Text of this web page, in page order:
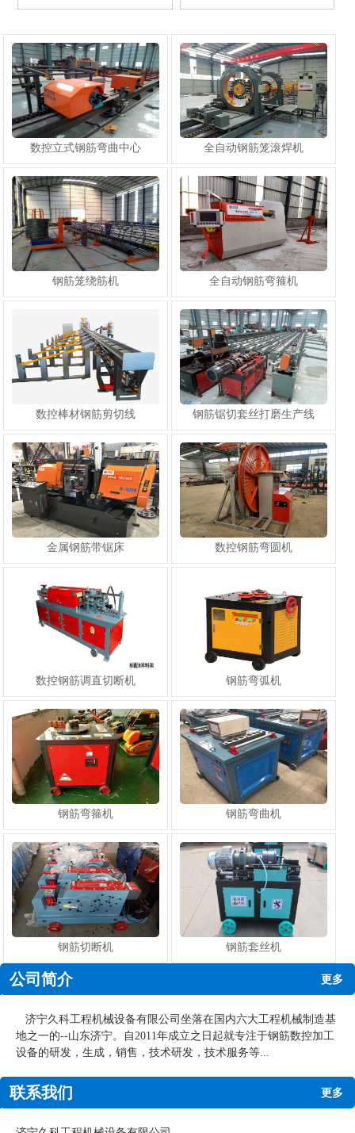
数控立式钢筋弯曲中心 全自动钢筋笼滚焊机
钢筋笼绕筋机 全自动钢筋弯箍机
数控棒材钢筋剪切线 钢筋锯切套丝打磨生产线
金属钢筋带锯床 数控钢筋弯圆机
数控钢筋调直切断机 钢筋弯弧机
钢筋弯箍机 钢筋弯曲机
钢筋切断机 钢筋套丝机
公司简介 更多
济宁久科工程机械设备有限公司坐落在国内六大工程机械制造基
地之一的--山东济宁。自2011年成立之日起就专注于钢筋数控加工
设备的研发，生成，销售，技术研发，技术服务等...
联系我们 更多